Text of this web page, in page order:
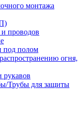
монтажа
проводов
под полом
огня,
рукавов
Трубы для защиты